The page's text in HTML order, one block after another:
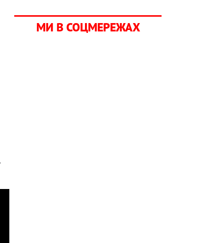
МИ В СОЦМЕРЕЖАХ